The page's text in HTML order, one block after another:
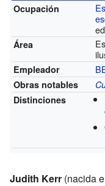
Ocupación
Área
Empleador
Obras notables
Distinciones
Judith Kerr (nacida